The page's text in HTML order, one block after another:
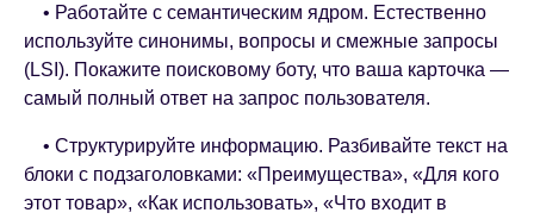
• Работайте с семантическим ядром. Естественно
используйте синонимы, вопросы и смежные запросы
(LSI). Покажите поисковому боту, что ваша карточка —
самый полный ответ на запрос пользователя.
• Структурируйте информацию. Разбивайте текст на
блоки с подзаголовками: «Преимущества», «Для кого
этот товар», «Как использовать», «Что входит в